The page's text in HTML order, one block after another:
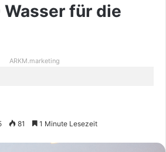
Wasser für die
ARKM.marketing
81 1 Minute Lesezeit